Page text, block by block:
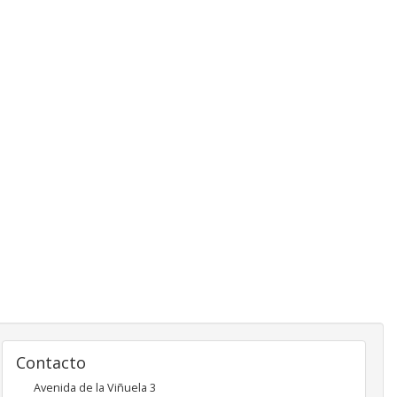
Contacto
Avenida de la Viñuela 3